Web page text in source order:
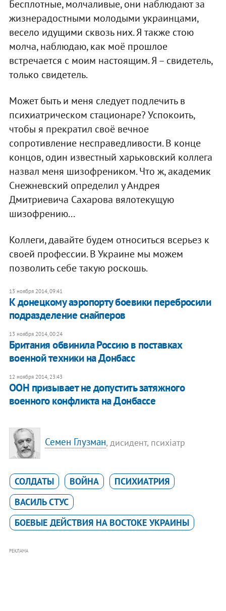
Бесплотные, молчаливые, они наблюдают за
жизнерадостными молодыми украинцами,
весело идущими сквозь них. Я также стою
молча, наблюдаю, как моё прошлое
встречается с моим настоящим. Я – свидетель,
только свидетель.
Может быть и меня следует подлечить в
психиатрическом стационаре? Успокоить,
чтобы я прекратил своё вечное
сопротивление несправедливости. В конце
концов, один известный харьковский коллега
назвал меня шизофреником. Что ж, академик
Снежневский определил у Андрея
Дмитриевича Сахарова вялотекущую
шизофрению...
Коллеги, давайте будем относиться всерьез к
своей профессии. В Украине мы можем
позволить себе такую роскошь.
13 ноября 2014, 09:41
К донецкому аэропорту боевики перебросили
подразделение снайперов
13 ноября 2014, 00:24
Британия обвинила Россию в поставках
военной техники на Донбасс
12 ноября 2014, 23:43
ООН призывает не допустить затяжного
военного конфликта на Донбассе
Семен Глузман, дисидент, психіатр
СОЛДАТЫ ВОЙНА
ПСИХИАТРИЯ
ВАСИЛЬ СТУС
БОЕВЫЕ ДЕЙСТВИЯ НА ВОСТОКЕ УКРАИНЫ
РЕКЛАМА